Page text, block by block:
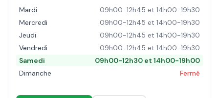
Mardi
09h00-12h45 et 14h00-19h30
Mercredi
09h00-12h45 et 14h00-19h30
Jeudi
09h00-12h45 et 14h00-19h30
Vendredi
09h00-12h45 et 14h00-19h30
Samedi
09h00-12h30 et 14h00-19h00
Dimanche
Fermé